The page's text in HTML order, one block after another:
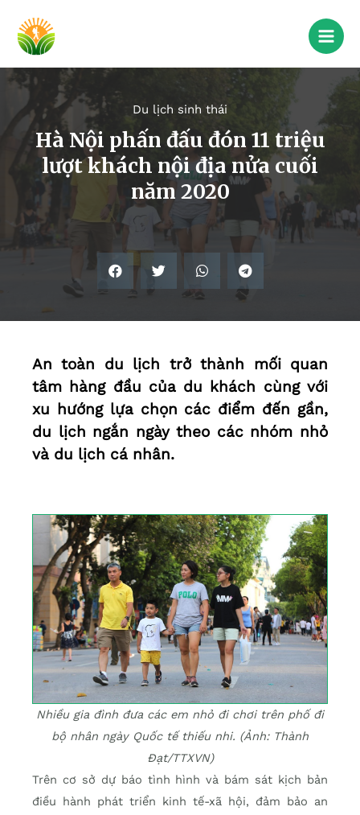
Du lịch sinh thái
Hà Nội phấn đấu đón 11 triệu
lượt khách nội địa nửa cuối
năm 2020
An toàn du lịch trở thành mối quan
tâm hàng đầu của du khách cùng với
xu hướng lựa chọn các điểm đến gần,
du lịch ngắn ngày theo các nhóm nhỏ
và du lịch cá nhân.
Nhiều gia đình đưa các em nhỏ đi chơi trên phố đi
bộ nhân ngày Quốc tế thiếu nhi. (Ảnh: Thành
Đạt/TTXVN)
Trên cơ sở dự báo tình hình và bám sát kịch bản
điều hành phát triển kinh tế-xã hội, đảm bảo an